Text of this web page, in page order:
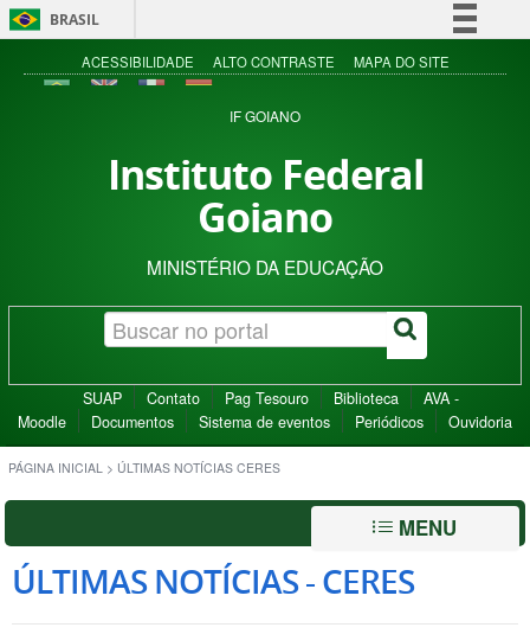
BRASIL
Simplifique!
Acesso à informação
ACESSIBILIDADE ALTO CONTRASTE MAPA DO SITE
IF GOIANO
Instituto Federal
Goiano
MINISTÉRIO DA EDUCAÇÃO
SUAP Contato Pag Tesouro Biblioteca
AVA -
Moodle
Documentos Sistema de eventos Periódicos Ouvidoria
PÁGINA INICIAL > ÚLTIMAS NOTÍCIAS CERES
MENU
ÚLTIMAS NOTÍCIAS - CERES